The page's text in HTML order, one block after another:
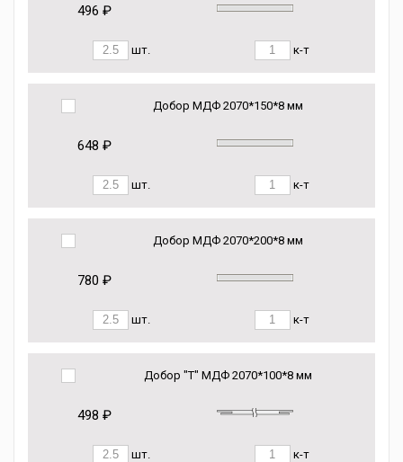
496 ₽
шт. к-т
Добор МДФ 2070*150*8 мм
648 ₽
шт. к-т
Добор МДФ 2070*200*8 мм
780 ₽
шт. к-т
Добор "Т" МДФ 2070*100*8 мм
498 ₽
шт. к-т